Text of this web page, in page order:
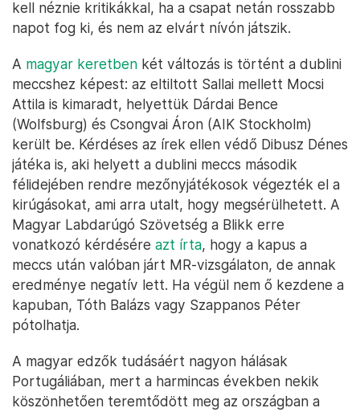
kell néznie kritikákkal, ha a csapat netán rosszabb
napot fog ki, és nem az elvárt nívón játszik.
A magyar keretben két változás is történt a dublini
meccshez képest: az eltiltott Sallai mellett Mocsi
Attila is kimaradt, helyettük Dárdai Bence
(Wolfsburg) és Csongvai Áron (AIK Stockholm)
került be. Kérdéses az írek ellen védő Dibusz Dénes
játéka is, aki helyett a dublini meccs második
félidejében rendre mezőnyjátékosok végezték el a
kirúgásokat, ami arra utalt, hogy megsérülhetett. A
Magyar Labdarúgó Szövetség a Blikk erre
vonatkozó kérdésére azt írta, hogy a kapus a
meccs után valóban járt MR-vizsgálaton, de annak
eredménye negatív lett. Ha végül nem ő kezdene a
kapuban, Tóth Balázs vagy Szappanos Péter
pótolhatja.
A magyar edzők tudásáért nagyon hálásak
Portugáliában, mert a harmincas években nekik
köszönhetően teremtődött meg az országban a